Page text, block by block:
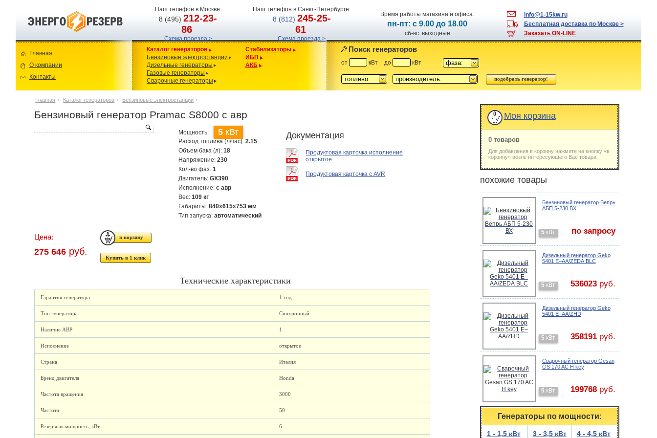
Наш телефон в Москве:
8 (495)212-23-
86
Схема проезда >
Наш телефон в Санкт-Петербурге:
8 (812) 245-25-
61
Схема проезда >
Время работы магазина и офиса:
пн-пт: с 9.00 до 18.00
сб-вс: выходные
info@1-15kw.ru
Бесплатная доставка по Москве >
Заказать ON-LINE
Главная
О компании
Контакты
Каталог генераторов
Бензиновые электростанции
Дизельные генераторы
Газовые генераторы
Сварочные генераторы
Стабилизаторы
ИБП
АКБ
Поиск генераторов
от кВт до кВт фаза:
топливо: производитель:
Главная > Каталог генераторов > Бензиновые электростанции >
Бензиновый генератор Pramac S8000 с авр
Мощность: 5 кВт
Расход топлива (л/час):2.15
Объем бака (л):18
Напряжение:230
Кол-во фаз:1
Двигатель:GX390
Исполнение:с авр
Вес:109 кг
Габариты:840х615х753 мм
Тип запуска:автоматический
Документация
Продуктовая карточка исполнение
открытое
Продуктовая карточка с AVR
Цена:
275 646 руб.
Купить в 1 клик
Технические характеристики
Гарантия генератора 1 год
Тип генератора Синхронный
Наличие АВР 1
Исполнение открытое
Страна Италия
Бренд двигателя Honda
Частота вращения 3000
Частота 50
Резервная мощность, кВт 6
0 Моя корзина
0 товаров
Для добавления в корзину нажмите на кнопку «в
корзину» возле интересующего Вас товара.
похожие товары
Бензиновый генератор Вепрь
АБП 5-230 ВХ
5 кВт по запросу
Дизельный генератор Geko
5401 E–AA/ZEDА BLC
5 кВт 536023руб.
Дизельный генератор Geko
5401 E–AA/ZHD
5 кВт 358191руб.
Cварочный генератор Gesan
GS 170 AC H key
5 кВт 199768руб.
Генераторы по мощности:
1 - 1,5 кВт 3 - 3,5 кВт 4 - 4,5 кВт